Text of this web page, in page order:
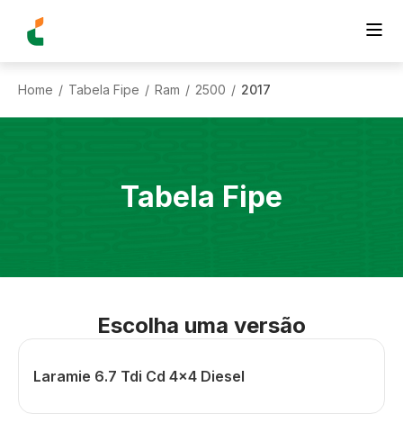
Home / Tabela Fipe / Ram / 2500 / 2017
Tabela Fipe
Escolha uma versão
Laramie 6.7 Tdi Cd 4x4 Diesel